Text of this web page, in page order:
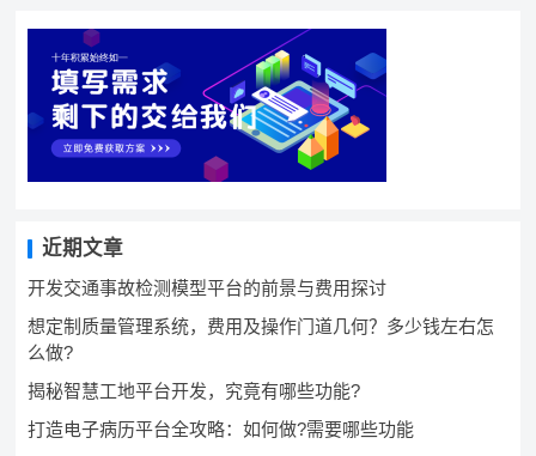
近期文章
开发交通事故检测模型平台的前景与费用探讨
想定制质量管理系统，费用及操作门道几何？多少钱左右怎
么做?
揭秘智慧工地平台开发，究竟有哪些功能?
打造电子病历平台全攻略：如何做?需要哪些功能